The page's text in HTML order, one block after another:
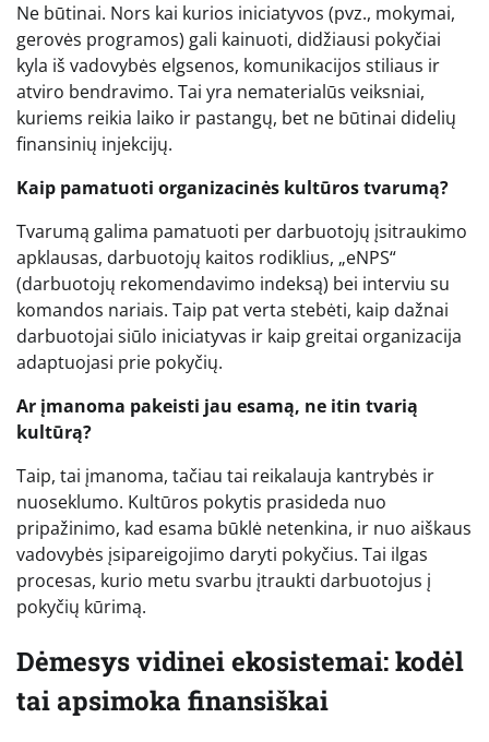
Ne būtinai. Nors kai kurios iniciatyvos (pvz., mokymai,
gerovės programos) gali kainuoti, didžiausi pokyčiai
kyla iš vadovybės elgsenos, komunikacijos stiliaus ir
atviro bendravimo. Tai yra nematerialūs veiksniai,
kuriems reikia laiko ir pastangų, bet ne būtinai didelių
finansinių injekcijų.
Kaip pamatuoti organizacinės kultūros tvarumą?
Tvarumą galima pamatuoti per darbuotojų įsitraukimo
apklausas, darbuotojų kaitos rodiklius, „eNPS“
(darbuotojų rekomendavimo indeksą) bei interviu su
komandos nariais. Taip pat verta stebėti, kaip dažnai
darbuotojai siūlo iniciatyvas ir kaip greitai organizacija
adaptuojasi prie pokyčių.
Ar įmanoma pakeisti jau esamą, ne itin tvarią
kultūrą?
Taip, tai įmanoma, tačiau tai reikalauja kantrybės ir
nuoseklumo. Kultūros pokytis prasideda nuo
pripažinimo, kad esama būklė netenkina, ir nuo aiškaus
vadovybės įsipareigojimo daryti pokyčius. Tai ilgas
procesas, kurio metu svarbu įtraukti darbuotojus į
pokyčių kūrimą.
Dėmesys vidinei ekosistemai: kodėl
tai apsimoka finansiškai